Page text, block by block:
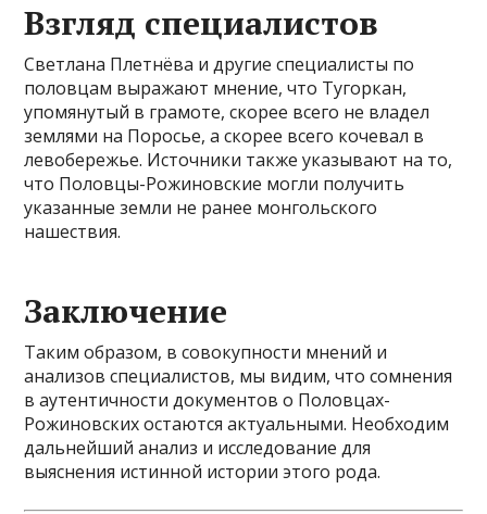
Взгляд специалистов
Светлана Плетнёва и другие специалисты по
половцам выражают мнение, что Тугоркан,
упомянутый в грамоте, скорее всего не владел
землями на Поросье, а скорее всего кочевал в
левобережье. Источники также указывают на то,
что Половцы-Рожиновские могли получить
указанные земли не ранее монгольского
нашествия.
Заключение
Таким образом, в совокупности мнений и
анализов специалистов, мы видим, что сомнения
в аутентичности документов о Половцах-
Рожиновских остаются актуальными. Необходим
дальнейший анализ и исследование для
выяснения истинной истории этого рода.